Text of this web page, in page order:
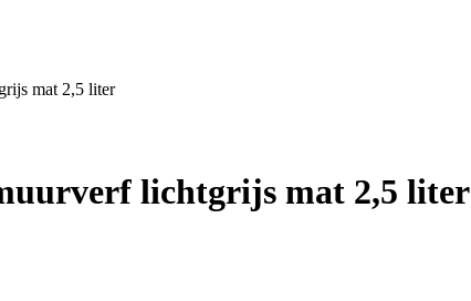
mat 2,5 liter
lichtgrijs mat 2,5 liter